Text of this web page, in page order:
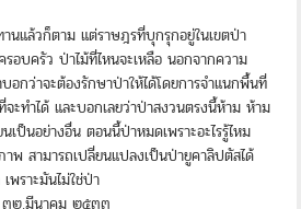
นแล้วก็ตาม แต่ราษฎรที่บุกรุกอยู่ในเขตป่า
อบครัว ป่าไม้ที่ไหนจะเหลือ นอกจากความ
บอกว่าจะต้องรักษาป่าให้ได้โดยการจำแนกพื้นที่
จะทำได้ และบอกเลยว่าป่าสงวนตรงนี้ห้าม ห้าม
เป็นอย่างอื่น ตอนนี้ป่าหมดเพราะอะไรรู้ไหม
าพ สามารถเปลี่ยนแปลงเป็นป่ายูคาลิปตัสได้
พราะมันไม่ใช่ป่า
๒,มีนาคม ๒๕๓๓